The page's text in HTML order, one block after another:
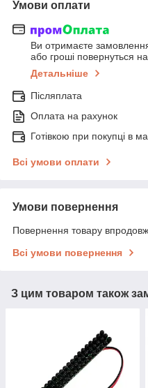
Умови оплати
Ви отримаєте
або гроші повернуться
Детальніше
Післяплата
Оплата на рахунок
Готівкою при покупці в
Всі умови оплати
Умови повернення
Повернення товару
Всі умови повернення
З цим товаром також